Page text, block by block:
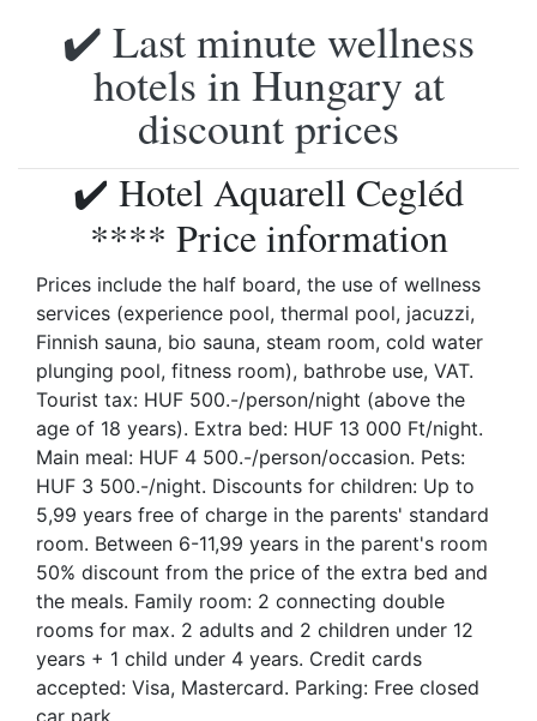
✔️ Last minute wellness
hotels in Hungary at
discount prices
✔️ Hotel Aquarell Cegléd
**** Price information
Prices include the half board, the use of wellness
services (experience pool, thermal pool, jacuzzi,
Finnish sauna, bio sauna, steam room, cold water
plunging pool, fitness room), bathrobe use, VAT.
Tourist tax: HUF 500.-/person/night (above the
age of 18 years). Extra bed: HUF 13 000 Ft/night.
Main meal: HUF 4 500.-/person/occasion. Pets:
HUF 3 500.-/night. Discounts for children: Up to
5,99 years free of charge in the parents' standard
room. Between 6-11,99 years in the parent's room
50% discount from the price of the extra bed and
the meals. Family room: 2 connecting double
rooms for max. 2 adults and 2 children under 12
years + 1 child under 4 years. Credit cards
accepted: Visa, Mastercard. Parking: Free closed
car park